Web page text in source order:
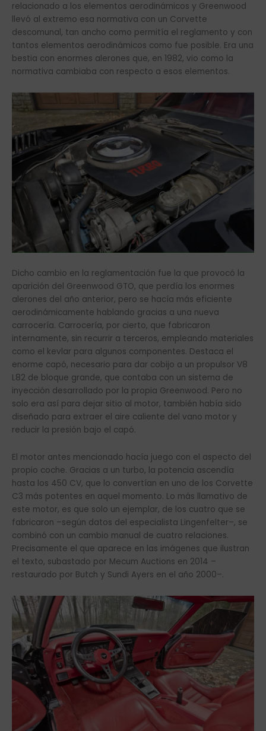
relacionado a los elementos aerodinámicos y Greenwood
llevó al extremo esa normativa con un Corvette
descomunal, tan ancho como permitía el reglamento y con
tantos elementos aerodinámicos como fue posible. Era una
bestia con enormes alerones que, en 1982, vio como la
normativa cambiaba con respecto a esos elementos.
Dicho cambio en la reglamentación fue la que provocó la
aparición del Greenwood GTO, que perdía los enormes
alerones del año anterior, pero se hacía más eficiente
aerodinámicamente hablando gracias a una nueva
carrocería. Carrocería, por cierto, que fabricaron
internamente, sin recurrir a terceros, empleando materiales
como el kevlar para algunos componentes. Destaca el
enorme capó, necesario para dar cobijo a un propulsor V8
L82 de bloque grande, que contaba con un sistema de
inyección desarrollado por la propia Greenwood. Pero no
solo era así para dejar sitio al motor, también había sido
diseñado para extraer el aire caliente del vano motor y
reducir la presión bajo el capó.
El motor antes mencionado hacía juego con el aspecto del
propio coche. Gracias a un turbo, la potencia ascendía
hasta los 450 CV, que lo convertían en uno de los Corvette
C3 más potentes en aquel momento. Lo más llamativo de
este motor, es que solo un ejemplar, de los cuatro que se
fabricaron –según datos del especialista Lingenfelter–, se
combinó con un cambio manual de cuatro relaciones.
Precisamente el que aparece en las imágenes que ilustran
el texto, subastado por Mecum Auctions en 2014 –
restaurado por Butch y Sundi Ayers en el año 2000–.